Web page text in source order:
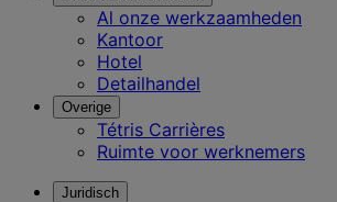
Al onze werkzaamheden
Kantoor
Hotel
Detailhandel
Overige
Tétris Carrières
Ruimte voor werknemers
Juridisch